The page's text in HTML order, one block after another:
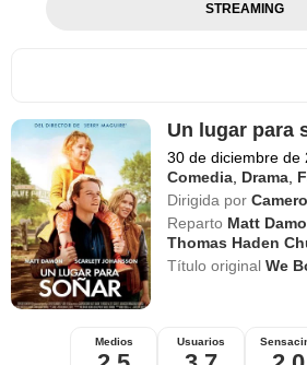
STREAMING
Un lugar para
30 de diciembre de
Comedia, Drama,
Dirigida por
Reparto Matt
Thomas Haden
Título originalWe
Medios Usuarios